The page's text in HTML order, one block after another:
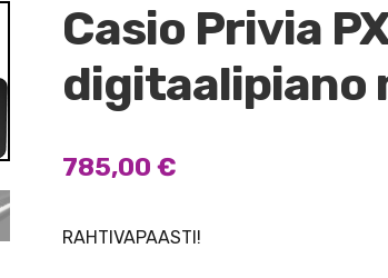
Casio Privia
digitaalipiano
785,00 €
RAHTIVAPAASTI!